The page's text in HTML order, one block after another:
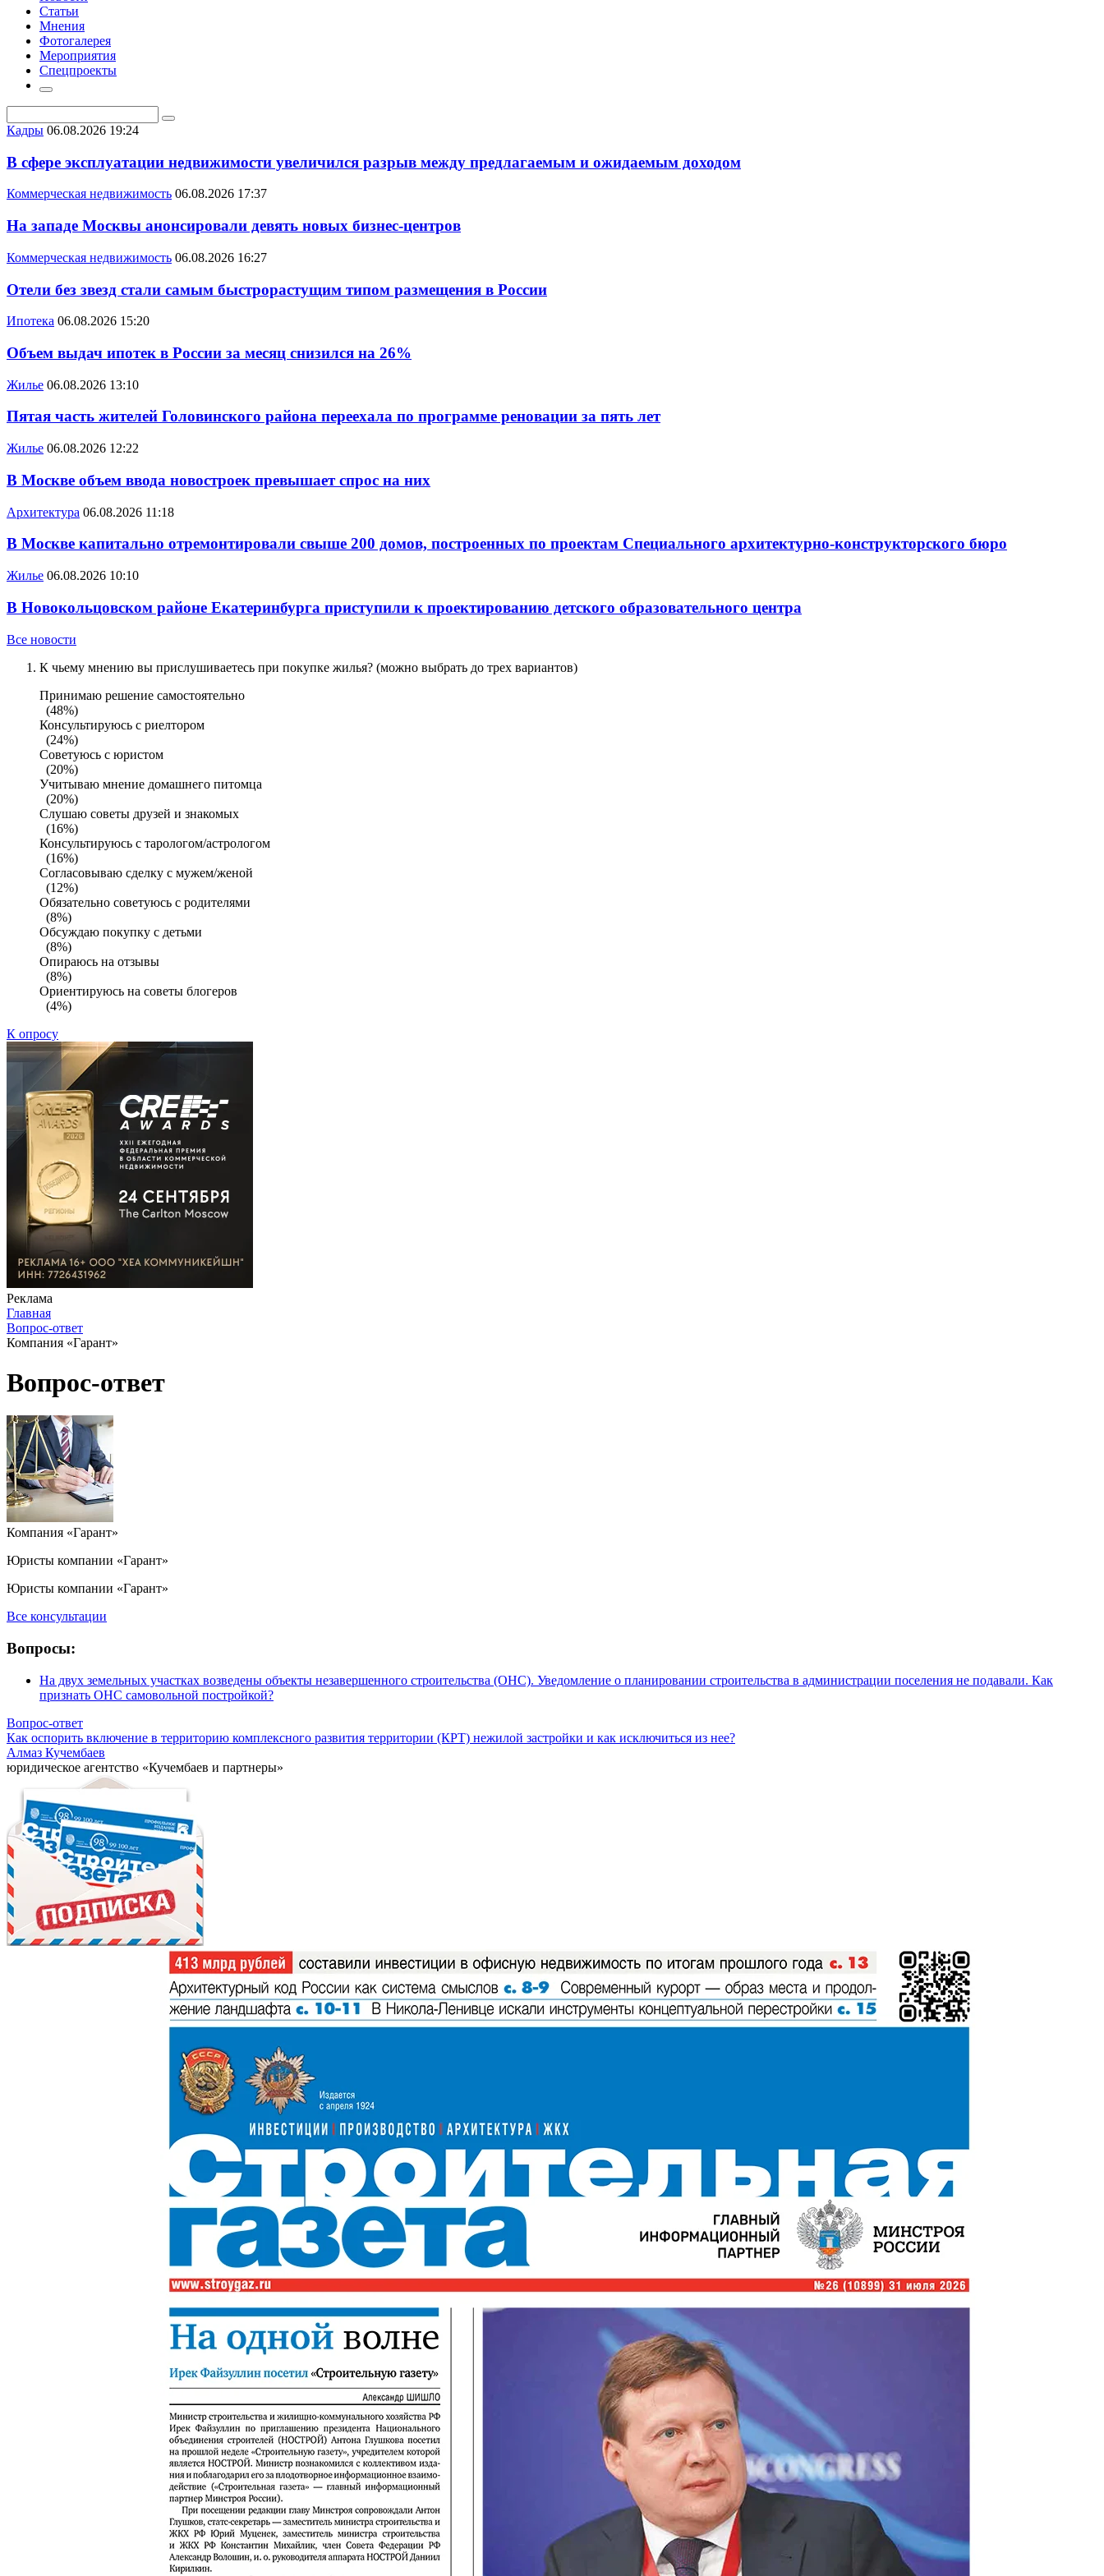
Статьи
Мнения
Фотогалерея
Мероприятия
Спецпроекты
Кадры 06.08.2026 19:24
В сфере эксплуатации недвижимости увеличился разрыв между предлагаемым и ожидаемым доходом
Коммерческая недвижимость 06.08.2026 17:37
На западе Москвы анонсировали девять новых бизнес-центров
Коммерческая недвижимость 06.08.2026 16:27
Отели без звезд стали самым быстрорастущим типом размещения в России
Ипотека 06.08.2026 15:20
Объем выдач ипотек в России за месяц снизился на 26%
Жилье 06.08.2026 13:10
Пятая часть жителей Головинского района переехала по программе реновации за пять лет
Жилье 06.08.2026 12:22
В Москве объем ввода новостроек превышает спрос на них
Архитектура 06.08.2026 11:18
В Москве капитально отремонтировали свыше 200 домов, построенных по проектам Специального архитектурно-конструкторского бюро
Жилье 06.08.2026 10:10
В Новокольцовском районе Екатеринбурга приступили к проектированию детского образовательного центра
Все новости
К чьему мнению вы прислушиваетесь при покупке жилья? (можно выбрать до трех вариантов)
Принимаю решение самостоятельно
(48%)
Консультируюсь с риелтором
(24%)
Советуюсь с юристом
(20%)
Учитываю мнение домашнего питомца
(20%)
Слушаю советы друзей и знакомых
(16%)
Консультируюсь с тарологом/астрологом
(16%)
Согласовываю сделку с мужем/женой
(12%)
Обязательно советуюсь с родителями
(8%)
Обсуждаю покупку с детьми
(8%)
Опираюсь на отзывы
(8%)
Ориентируюсь на советы блогеров
(4%)
К опросу
Реклама
Главная
Вопрос-ответ
Компания «Гарант»
Вопрос-ответ
Компания «Гарант»
Юристы компании «Гарант»
Юристы компании «Гарант»
Все консультации
Вопросы:
На двух земельных участках возведены объекты незавершенного строительства (ОНС). Уведомление о планировании строительства в администрации поселения не подавали. Как
признать ОНС самовольной постройкой?
Вопрос-ответ
Как оспорить включение в территорию комплексного развития территории (КРТ) нежилой застройки и как исключиться из нее?
Алмаз Кучембаев
юридическое агентство «Кучембаев и партнеры»